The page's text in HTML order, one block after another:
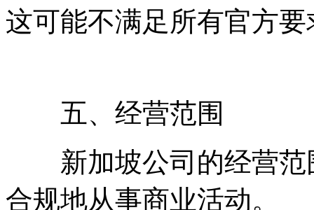
这可能不满足所有官方要
五、经营范围
新加坡公司的经营范
合规地从事商业活动。